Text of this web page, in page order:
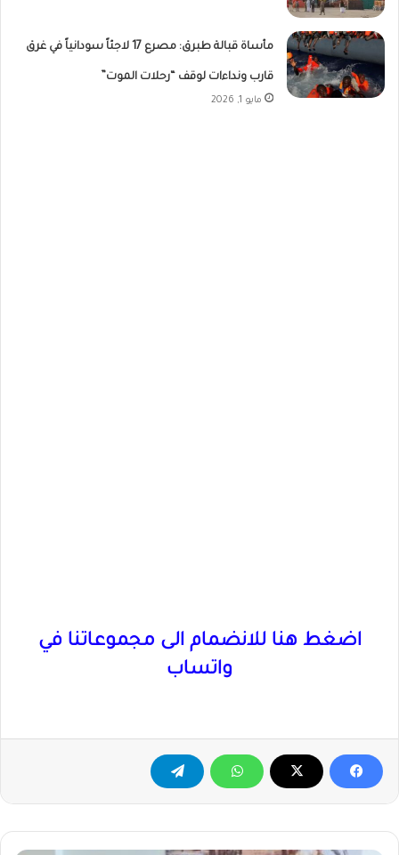
مأساة قبالة طبرق: مصرع 17 لاجئاً سودانياً في غرق
قارب ونداءات لوقف “رحلات الموت”
مايو 1, 2026
اضغط هنا للانضمام الى مجموعاتنا في
واتساب